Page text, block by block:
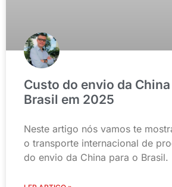
Custo do envio da
Brasil em 2025
Neste artigo nós vamos te
o transporte internacional de
do envio da China para o Brasil.